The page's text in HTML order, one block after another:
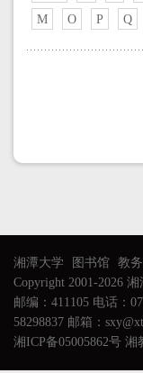
M
O P Q
湘潭大学 图书馆 教
Copyright 2001-2026
邮编：411105 电话：
58298837 邮箱：
湘ICP备05005862号 湘